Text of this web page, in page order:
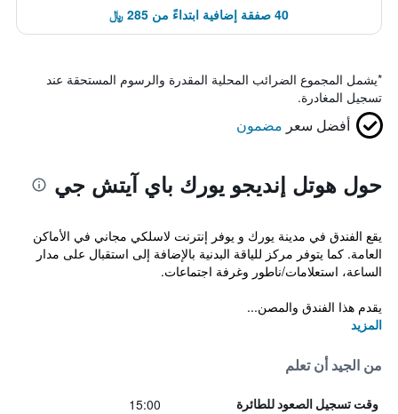
40 صفقة إضافية ابتداءً من 285 ﷼
*يشمل المجموع الضرائب المحلية المقدرة والرسوم المستحقة عند
تسجيل المغادرة.
أفضل سعر مضمون
حول هوتل إنديجو يورك باي آيتش جي
يقع الفندق في مدينة يورك و يوفر إنترنت لاسلكي مجاني في الأماكن
العامة. كما يتوفر مركز للياقة البدنية بالإضافة إلى استقبال على مدار
الساعة، استعلامات/ناطور وغرفة اجتماعات.
يقدم هذا الفندق والمصن...
المزيد
من الجيد أن تعلم
وقت تسجيل الصعود للطائرة 15:00